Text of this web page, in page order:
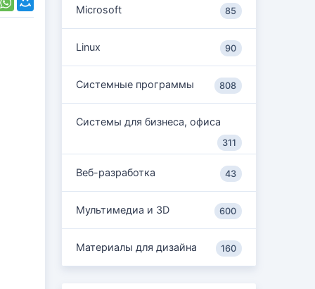
Microsoft 85
Linux 90
Системные программы 808
Системы для бизнеса, офиса
311
Веб-разработка 43
Мультимедиа и 3D 600
Материалы для дизайна 160